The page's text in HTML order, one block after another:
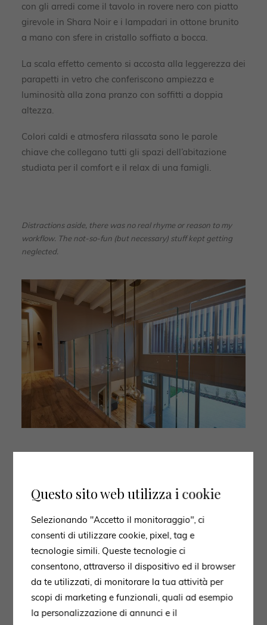
con gli arredi come il tavolo in rovere nero con piatto
girevole in Shara Noir e i lampadari in ottone brunito
a mano con sfere in cristallo soffiato a bocca.
La scala effetto cemento si accosta alla leggerezza dei
parapetti in vetro che conferiscono ampiezza e
luminosità alla zona pranzo con soffitti a doppia
altezza.
Colori caldi e atmosfera rilassata sono le parole
chiave che collegano tutti gli spazi dell’abitazione
studiata per il comfort e il relax di una famigli.
Distractions aside, there was no real rhyme or reason to my
workflow. The not-so-fun (but necessary) stuff kept getting
neglected.
L’abitazione sviluppata su due livelli accoglie al piano
terra la zona living dove il divano Let It Be in pelle di
Poltrona Frau con il suo colore tenue mette in risalto il
mobile Tv a terra color ottanio di B&B Italia.
Fulcro della convivialità della casa è la zona dining
con vista sul giardino dove è protagonista il tavolo
rotondo in rovere nero abbinato alle poltroncine in
Questo sito web utilizza i cookie
Selezionando "Accetto il monitoraggio", ci
consenti di utilizzare cookie, pixel, tag e
tecnologie simili. Queste tecnologie ci
consentono, attraverso il dispositivo ed il browser
da te utilizzati, di monitorare la tua attività per
scopi di marketing e funzionali, quali ad esempio
la personalizzazione di annunci e il